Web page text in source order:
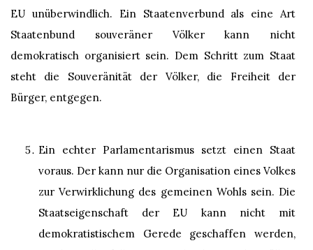
EU unüberwindlich. Ein Staatenverbund als eine Art
Staatenbund souveräner Völker kann nicht
demokratisch organisiert sein. Dem Schritt zum Staat
steht die Souveränität der Völker, die Freiheit der
Bürger, entgegen.
Ein echter Parlamentarismus setzt einen Staat
voraus. Der kann nur die Organisation eines Volkes
zur Verwirklichung des gemeinen Wohls sein. Die
Staatseigenschaft der EU kann nicht mit
demokratistischem Gerede geschaffen werden,